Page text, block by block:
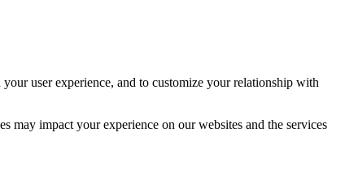
user experience, and to customize your relationship with
may impact your experience on our websites and the services